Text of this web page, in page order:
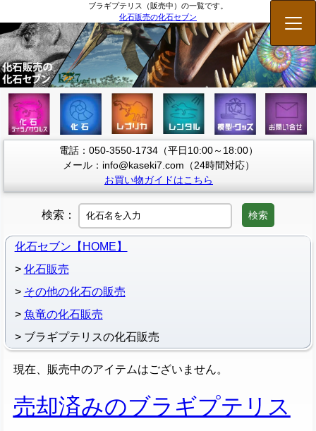
ブラギプテリス（販売中）の一覧です。
化石販売の化石セブン
メ
電話：050-3550-1734（平日10:00～18:00）
メール：info@kaseki7.com（24時間対応）
お買い物ガイドはこちら
検索： 検索
化石セブン【HOME】
化石販売
その他の化石の販売
魚竜の化石販売
ブラギプテリスの化石販売
現在、販売中のアイテムはございません。
売却済みのブラギプテリス